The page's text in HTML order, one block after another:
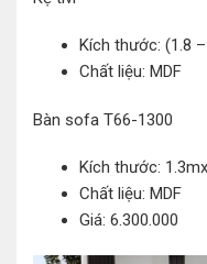
Kích thước: (1.8
Chất liệu: MDF
Bàn sofa T66-1300
Kích thước:
Chất liệu: MDF
Giá: 6.300.000